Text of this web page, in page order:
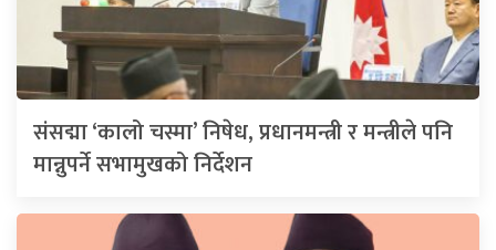
संसद्मा ‘कालो चस्मा’ निषेध, प्रधानमन्त्री र मन्त्रीले पनि
मान्नुपर्ने सभामुखको निर्देशन